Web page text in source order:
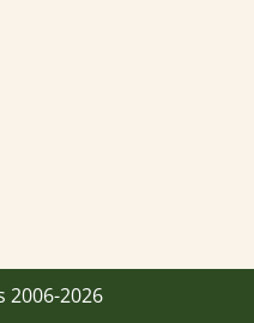
2006-2026